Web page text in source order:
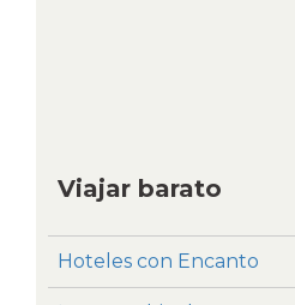
Viajar barato
Hoteles con Encanto